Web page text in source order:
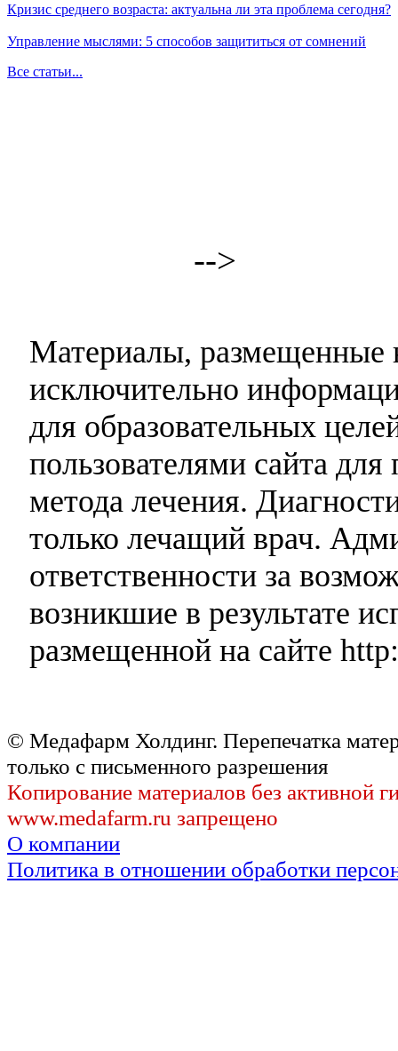
Кризис среднего возраста: актуальна ли эта проблема сегодня?
Управление мыслями: 5 способов защититься от сомнений
Все статьи...
-->
Материалы, размещенные
исключительно
для образовательных
пользователями сайта
метода лечения.
только лечащий врач.
ответственности за
возникшие в результате
размещенной на сайте
© Медафарм Холдинг. Перепечатка
только с письменного разрешения
Копирование материалов без активной
www.medafarm.ru запрещено
О компании
Политика в отношении обработки